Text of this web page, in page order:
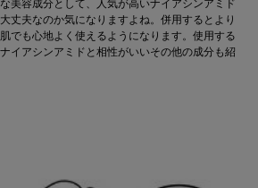
美容成分として、人気が高いナイアシンアミド
丈夫なのか気になりますよね。併用するとより
でも心地よく使えるようになります。使用する
イアシンアミドと相性がいいその他の成分も紹